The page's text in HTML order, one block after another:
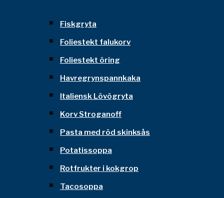
Fiskgryta
Foliestekt falukorv
Foliestekt öring
Havregrynspannkaka
Italiensk Lövögryta
Korv Stroganoff
Pasta med röd skinksås
Potatissoppa
Rotfrukter i kokgrop
Tacosoppa